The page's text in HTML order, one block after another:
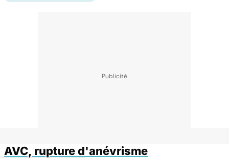
AVC, rupture d'anévrisme